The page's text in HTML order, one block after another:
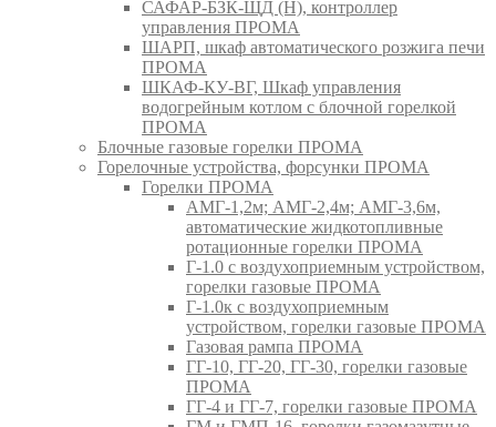
САФАР-БЗК-ЩД (Н), контроллер
управления ПРОМА
ШАРП, шкаф автоматического розжига печи
ПРОМА
ШКАФ-КУ-ВГ, Шкаф управления
водогрейным котлом с блочной горелкой
ПРОМА
Блочные газовые горелки ПРОМА
Горелочные устройства, форсунки ПРОМА
Горелки ПРОМА
АМГ-1,2м; АМГ-2,4м; АМГ-3,6м,
автоматические жидкотопливные
ротационные горелки ПРОМА
Г-1.0 с воздухоприемным устройством,
горелки газовые ПРОМА
Г-1.0к с воздухоприемным
устройством, горелки газовые ПРОМА
Газовая рампа ПРОМА
ГГ-10, ГГ-20, ГГ-30, горелки газовые
ПРОМА
ГГ-4 и ГГ-7, горелки газовые ПРОМА